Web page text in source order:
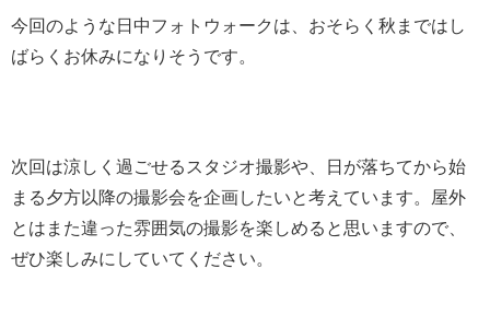
今回のような日中フォトウォークは、おそらく秋まではし
ばらくお休みになりそうです。
次回は涼しく過ごせるスタジオ撮影や、日が落ちてから始
まる夕方以降の撮影会を企画したいと考えています。屋外
とはまた違った雰囲気の撮影を楽しめると思いますので、
ぜひ楽しみにしていてください。